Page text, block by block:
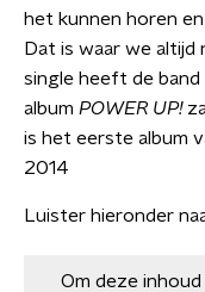
het kunnen horen
Dat is waar we
single heeft de
album POWER UP!
is het eerste album
2014
Luister hieronder
Om deze